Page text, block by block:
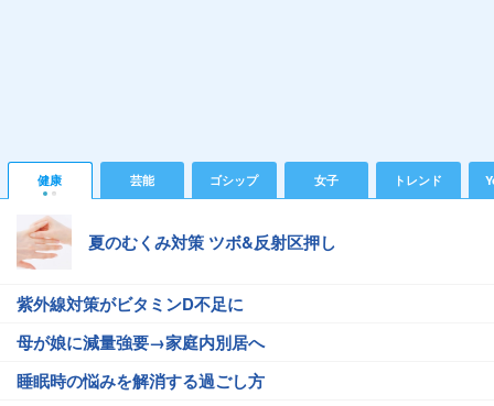
健康 芸能 ゴシップ 女子 トレンド
夏のむくみ対策 ツボ&反射区押し
紫外線対策がビタミンD不足に
母が娘に減量強要→家庭内別居へ
睡眠時の悩みを解消する過ごし方